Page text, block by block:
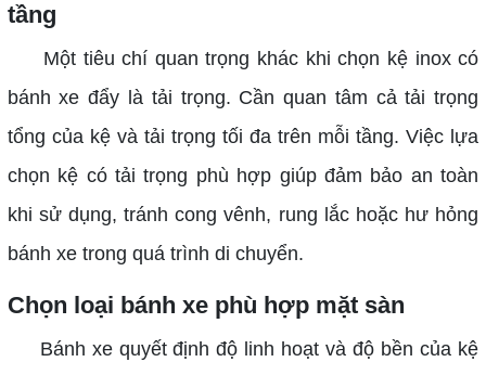
tầng
Một tiêu chí quan trọng khác khi chọn kệ inox có
bánh xe đẩy là tải trọng. Cần quan tâm cả tải trọng
tổng của kệ và tải trọng tối đa trên mỗi tầng. Việc lựa
chọn kệ có tải trọng phù hợp giúp đảm bảo an toàn
khi sử dụng, tránh cong vênh, rung lắc hoặc hư hỏng
bánh xe trong quá trình di chuyển.
Chọn loại bánh xe phù hợp mặt sàn
Bánh xe quyết định độ linh hoạt và độ bền của kệ